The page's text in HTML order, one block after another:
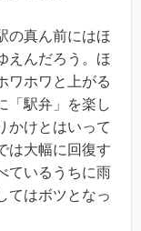
の真ん前にはほ
えんだろう。ほ
ワホワと上がる
「駅弁」を楽し
かけとはいって
は大幅に回復す
ているうちに雨
てはボツとなっ